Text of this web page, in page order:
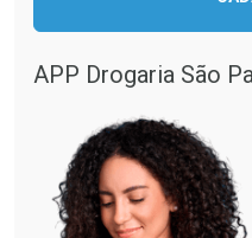
APP Drogaria São